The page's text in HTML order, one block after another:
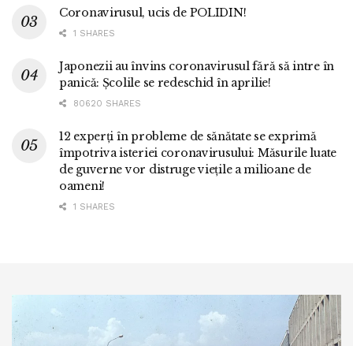
Coronavirusul, ucis de POLIDIN!
1 SHARES
Japonezii au învins coronavirusul fără să intre în
panică: Școlile se redeschid în aprilie!
80620 SHARES
12 experți în probleme de sănătate se exprimă
împotriva isteriei coronavirusului: Măsurile luate
de guverne vor distruge viețile a milioane de
oameni!
1 SHARES